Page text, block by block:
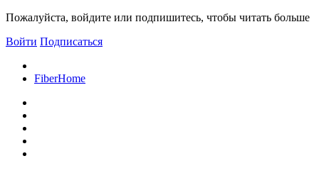
Пожалуйста, войдите или подпишитесь, чтобы читать больше
Войти Подписаться
FiberHome